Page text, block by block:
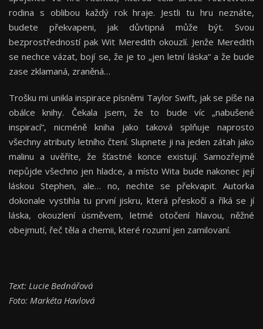
rodina s oblibou každý rok hraje. Jestli tu hru neznáte,
budete překvapeni, jak důvtipná může být. Svou
bezprostředností pak Wit Meredith okouzlí. Jenže Meredith
se nechce vázat, bojí se, že je to „jen letní láska“ a že bude
zase zklamaná, zraněná…
Trošku mi unikla inspirace písněmi Taylor Swift, jak se píše na
obálce knihy. Čekala jsem, že to bude víc „nabušené
inspirací“, nicméně kniha jako taková splňuje naprosto
všechny atributy letního čtení. Slupnete ji na jeden zátah jako
malinu a uvěříte, že šťastné konce existují. Samozřejmě
nepůjde všechno jen hladce, a místo Wita bude nakonec její
láskou Stephen, ale… no, nechte se překvapit. Autorka
dokonale vystihla tu první jiskru, která přeskočí a říká se jí
láska, okouzlení úsměvem, letmé otočení hlavou, něžné
obejmutí, řeč těla a chemii, které rozumí jen zamilovaní.
Text: Lucie Bednářová
Foto: Markéta Havlová